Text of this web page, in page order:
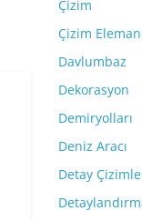
Çizim
Çizim
Davlumbaz
Dekorasyon
Demiryolları
Deniz Aracı
Detay